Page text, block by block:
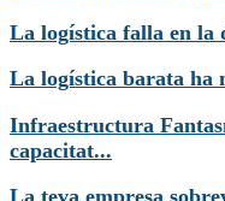
La logística falla en la
La logística barata ha
Infraestructura
capacitat...